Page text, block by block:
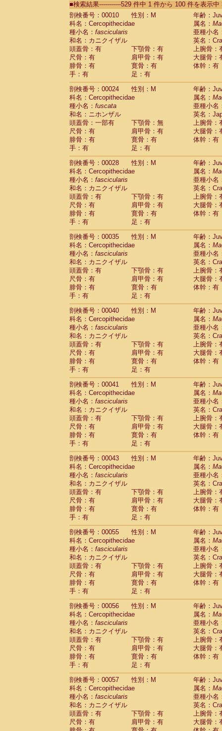
CebidaeSaguinus labiatus(0)
Cebidae Saguinus leucopus (4)
CebidaeSaguinus midas
CebidaeSaguinus mystax
CebidaeSaguinus nigricollis (12)
Cebidae Saguinus oedipus
Cebidae Saguinus weddelli
Cebidae Saguinusspp.
Cebidae Aotus trivirgatus
Cebidae Cebus albifrons
CebidaeCebus apella
Cebidae
CebidaeCebus nigrivittatus
Cebidae Cebusspp.(0)
Cebidae Saimiri boliviensis
Cebidae Saimiri sciureus
Atelidae Alouatta caraya
AtelidaeAlouatta fusca
AtelidaeAlouatta seniculus
AtelidaeAlouatta
AtelidaeAteles belzebuth
Atelidae Ateles geoffroyi
Atelidae Ateles paniscus
Atelidae Atelesspp.
Atelidae Lagothrix lagothricha
AtelidaeLagothrix lagothricha cana(0)
Pitheciidae
Cacajao calvus
PitheciidaeCallicebus cupreus(0)
Pitheciidae Callicebus donacophilus(0)
Pitheciidae Callicebus moloch(0)
Pitheciidae Callicebus torquatus(0)
Pitheciidae Callicebus
Pitheciidae Chiropotes satanas
Pitheciidae Pithecia monachus
Pitheciidae Pithecia pithecia (0)
Cercopithecidae Cercocebus agilis (0)
Cercopithecidae
Cercocebus
Cercopithecidae
Cercocebus
CercopithecidaeCercocebus
CercopithecidaeCercocebus
CercopithecidaeCercocebus hybrid(0)
CercopithecidaeCercocebus
CercopithecidaeLophocebus
Cercopithecidae
(0)
Cercopithecidae Papio cynocephalus
Cercopithecidae Papio hamadryas(0)
CercopithecidaePapio papio
CercopithecidaePapio
CercopithecidaeMandrillus
CercopithecidaeMandrillus sphinx
CercopithecidaeTheropithecus
CercopithecidaeMacaca arctoides(1)
Cercopithecidae Macaca assamensis
Cercopithecidae
Macaca
CercopithecidaeMacaca cyclopis (6)
CercopithecidaeMacaca fascicularis
CercopithecidaeMacaca fuscaca
CercopithecidaeMacaca fuscata
CercopithecidaeMacaca fuscata
CercopithecidaeMacaca maura(1)
Cercopithecidae Macaca mulatta(45)
Cercopithecidae Macaca nemestrina(3)
Cercopithecidae Macaca nigra(1)
CercopithecidaeMacaca radiata(7)
CercopithecidaeMacaca silenus(0)
CercopithecidaeMacaca sinica (0)
CercopithecidaeMacaca sylvanus
CercopithecidaeMacaca thibetana (0)
Cercopithecidae Macaca tonkeana (0)
Cercopithecidae hybrid(1)
Cercopithecidae (0)
CercopithecidaeAllenopithecus
CercopithecidaeCercopithecus
CercopithecidaeCercopithecus
CercopithecidaeCercopithecus
CercopithecidaeCercopithecus diana
CercopithecidaeCercopithecus
Cercopithecidae
Cercopithecus
Cercopithecidae
Cercopithecus mitis
CercopithecidaeCercopithecus mitis
CercopithecidaeCercopithecus mitis
CercopithecidaeCercopithecus mona
■検索結果-----------529 件中 1 件から 100 件を表示
剖検番号：00010
性別：M
年齢：
科名：Cercopithecidae
属名：
種小名： fascicularis
亜種小名
和名：カニクイザル
英名：
頭蓋骨：有
下顎骨：有
上腕骨：
尺骨：有
肩甲骨：有
大腿骨：
腓骨：有
寛骨：有
体幹：有
手：有
足：有
剖検番号：00024
性別：M
年齢：
科名：Cercopithecidae
属名：
種小名： fuscata
亜種小名
和名：ニホンザル
英名：
頭蓋骨：一部有
下顎骨：無
上腕骨：
尺骨：有
肩甲骨：有
大腿骨：
腓骨：有
寛骨：有
体幹：有
手：有
足：有
剖検番号：00028
性別：M
年齢：
科名：Cercopithecidae
属名：
種小名： fascicularis
亜種小名
和名：カニクイザル
英名：
頭蓋骨：有
下顎骨：有
上腕骨：
尺骨：有
肩甲骨：有
大腿骨：
腓骨：有
寛骨：有
体幹：有
手：有
足：有
剖検番号：00035
性別：M
年齢：
科名：Cercopithecidae
属名：
種小名： fascicularis
亜種小名
和名：カニクイザル
英名：
頭蓋骨：有
下顎骨：有
上腕骨：
尺骨：有
肩甲骨：有
大腿骨：
腓骨：有
寛骨：有
体幹：有
手：有
足：有
剖検番号：00040
性別：M
年齢：
科名：Cercopithecidae
属名：
種小名： fascicularis
亜種小名
和名：カニクイザル
英名：
頭蓋骨：有
下顎骨：有
上腕骨：
尺骨：有
肩甲骨：有
大腿骨：
腓骨：有
寛骨：有
体幹：有
手：有
足：有
剖検番号：00041
性別：M
年齢：
科名：Cercopithecidae
属名：
種小名： fascicularis
亜種小名
和名：カニクイザル
英名：
頭蓋骨：有
下顎骨：有
上腕骨：
尺骨：有
肩甲骨：有
大腿骨：
腓骨：有
寛骨：有
体幹：有
手：有
足：有
剖検番号：00043
性別：M
年齢：
科名：Cercopithecidae
属名：
種小名： fascicularis
亜種小名
和名：カニクイザル
英名：
頭蓋骨：有
下顎骨：有
上腕骨：
尺骨：有
肩甲骨：有
大腿骨：
腓骨：有
寛骨：有
体幹：有
手：有
足：有
剖検番号：00055
性別：M
年齢：
科名：Cercopithecidae
属名：
種小名： fascicularis
亜種小名
和名：カニクイザル
英名：
頭蓋骨：有
下顎骨：有
上腕骨：
尺骨：有
肩甲骨：有
大腿骨：
腓骨：有
寛骨：有
体幹：有
手：有
足：有
剖検番号：00056
性別：M
年齢：
科名：Cercopithecidae
属名：
種小名： fascicularis
亜種小名
和名：カニクイザル
英名：
頭蓋骨：有
下顎骨：有
上腕骨：
尺骨：有
肩甲骨：有
大腿骨：
腓骨：有
寛骨：有
体幹：有
手：有
足：有
剖検番号：00057
性別：M
年齢：
科名：Cercopithecidae
属名：
種小名： fascicularis
亜種小名
和名：カニクイザル
英名：
頭蓋骨：有
下顎骨：有
上腕骨：
尺骨：有
肩甲骨：有
大腿骨：